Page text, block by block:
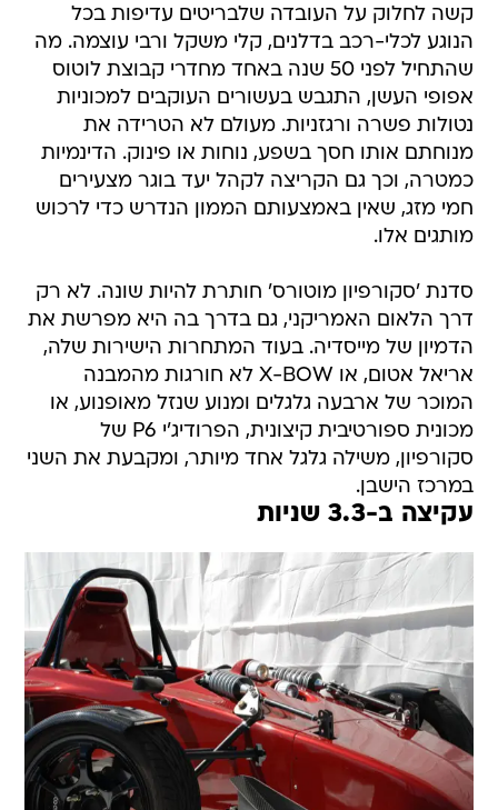
קשה לחלוק על העובדה שלבריטים עדיפות בכל
הנוגע לכלי-רכב בדלנים, קלי משקל ורבי עוצמה. מה
שהתחיל לפני 50 שנה באחד מחדרי קבוצת לוטוס
אפופי העשן, התגבש בעשורים העוקבים למכוניות
נטולות פשרה ורגזניות. מעולם לא הטרידה את
מנוחתם אותו חסך בשפע, נוחות או פינוק. הדינמיות
כמטרה, וכך גם הקריצה לקהל יעד בוגר מצעירים
חמי מזג, שאין באמצעותם הממון הנדרש כדי לרכוש
מותגים אלו.
סדנת 'סקורפיון מוטורס' חותרת להיות שונה. לא רק
דרך הלאום האמריקני, גם בדרך בה היא מפרשת את
הדמיון של מייסדיה. בעוד המתחרות הישירות שלה,
אריאל אטום, או X-BOW לא חורגות מהמבנה
המוכר של ארבעה גלגלים ומנוע שנזל מאופנוע, או
מכונית ספורטיבית קיצונית, הפרודיג'י P6 של
סקורפיון, משילה גלגל אחד מיותר, ומקבעת את השני
במרכז הישבן.
עקיצה ב-3.3 שניות